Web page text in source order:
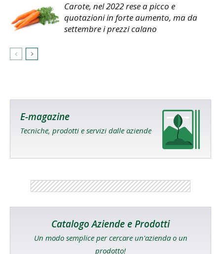
Carote, nel 2022 rese a picco e
quotazioni in forte aumento, ma da
settembre i prezzi calano
E-magazine
Tecniche, prodotti e servizi dalle aziende
Catalogo Aziende e Prodotti
Un modo semplice per cercare un'azienda o un
prodotto!